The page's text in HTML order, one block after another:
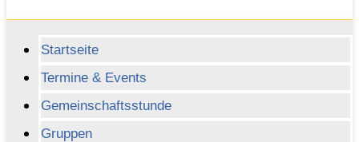
Startseite
Termine & Events
Gemeinschaftsstunde
Gruppen